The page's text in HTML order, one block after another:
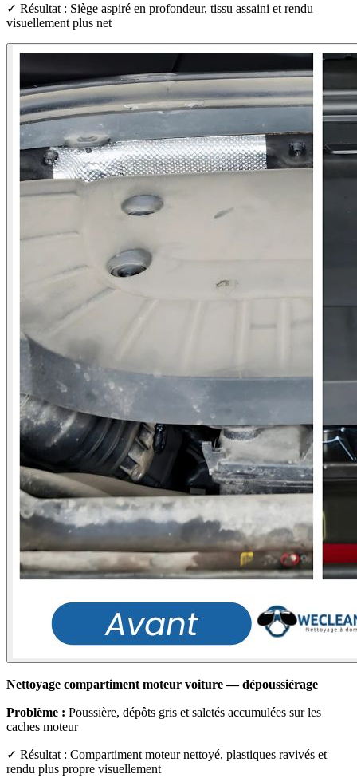
✓ Résultat : Siège aspiré en profondeur, tissu assaini et rendu
visuellement plus net
Nettoyage compartiment moteur voiture — dépoussiérage
Problème : Poussière, dépôts gris et saletés accumulées sur les
caches moteur
✓ Résultat : Compartiment moteur nettoyé, plastiques ravivés et
rendu plus propre visuellement